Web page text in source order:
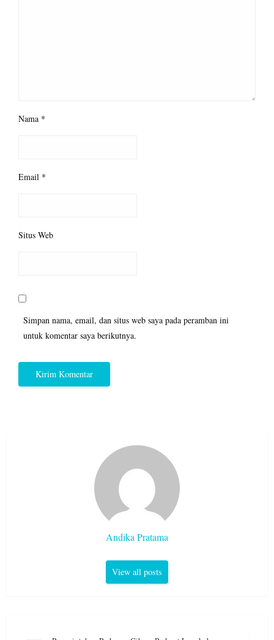
Nama *
Email *
Situs Web
Simpan nama, email, dan situs web saya pada peramban ini
untuk komentar saya berikutnya.
Andika Pratama
View all posts